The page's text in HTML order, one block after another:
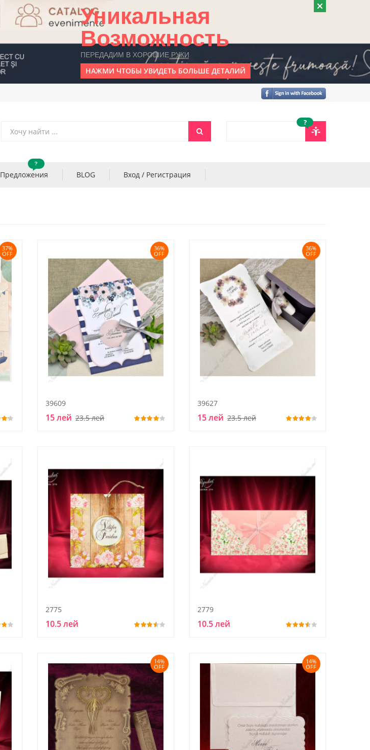
Уникальная
Возможность
ПЕРЕДАДИМ В ХОРОШИЕ РУКИ
НАЖМИ ЧТОБЫ УВИДЕТЬ БОЛЬШЕ ДЕТАЛИЙ
?
Предложения
?
BLOG Вход / Регистрация
37%
OFF
36%
OFF
39609
15 лей 23.5 лей
36%
OFF
39627
15 лей 23.5 лей
2775
10.5 лей
2779
10.5 лей
14%
OFF
14%
OFF